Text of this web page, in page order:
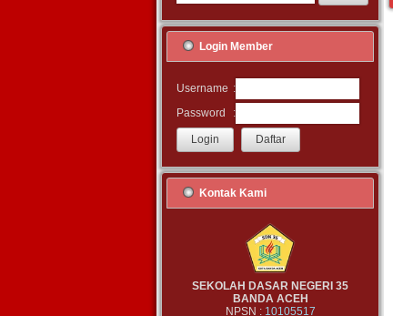
Login Member
Username :
Password
:
Kontak Kami
SEKOLAH DASAR NEGERI 35
BANDA ACEH
NPSN : 10105517